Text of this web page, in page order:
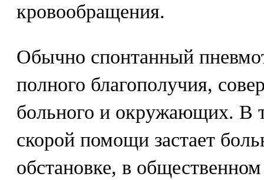
кровообращения.
Обычно спонтанный
полного благополучия,
больного и окружающих. В
скорой помощи застает
обстановке, в